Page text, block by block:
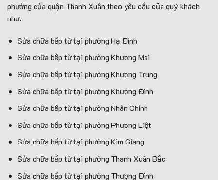
phường của quận Thanh Xuân theo yêu cầu của quý khách
như:
Sửa chữa bếp từ tại phường Hạ Đình
Sửa chữa bếp từ tại phường Khương Mai
Sửa chữa bếp từ tại phường Khương Trung
Sửa chữa bếp từ tại phường Khương Đình
Sửa chữa bếp từ tại phường Nhân Chính
Sửa chữa bếp từ tại phường Phương Liệt
Sửa chữa bếp từ tại phường Kim Giang
Sửa chữa bếp từ tại phường Thanh Xuân Bắc
Sửa chữa bếp từ tại phường Thượng Đình